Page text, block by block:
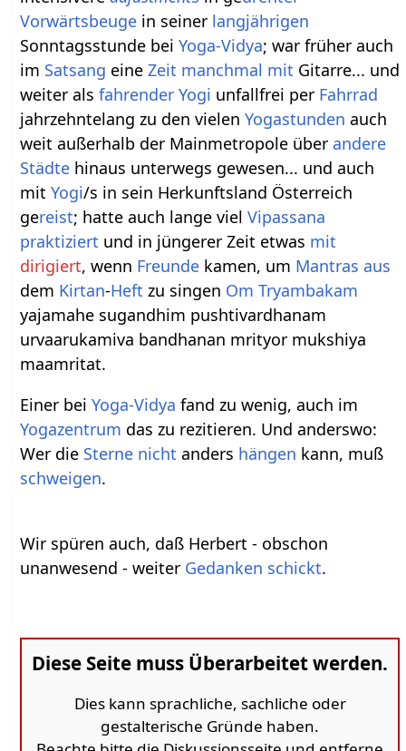
Vorwärtsbeuge in seiner langjährigen
Sonntagsstunde beiYoga-Vidya; war früher auch
im Satsang eineZeit manchmal mit Gitarre... und
weiter alsfahrender Yogi unfallfrei per Fahrrad
jahrzehntelang zu den vielenYogastunden auch
weit außerhalb der Mainmetropole über andere
Städte hinaus unterwegs gewesen... und auch
mitYogi/s in sein Herkunftsland Österreich
gereist; hatte auch lange vielVipassana
praktiziert und in jüngerer Zeit etwas mit
dirigiert, wenn Freunde kamen, um Mantras aus
dem Kirtan-Heft zu singen Om Tryambakam
yajamahe sugandhim pushtivardhanam
urvaarukamiva bandhanan mrityor mukshiya
maamritat.
Einer beiYoga-Vidya fand zu wenig, auch im
Yogazentrum das zu rezitieren. Und anderswo:
Wer die Sterne nicht anders hängen kann, muß
schweigen.
Wir spüren auch, daß Herbert - obschon
unanwesend - weiter Gedanken schickt.
Diese Seite muss Überarbeitet werden.
Dies kann sprachliche, sachliche oder
gestalterische Gründe haben.